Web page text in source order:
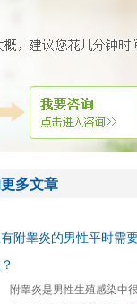
多文章
附睾炎的男性平时需
附睾炎是男性生殖感染中